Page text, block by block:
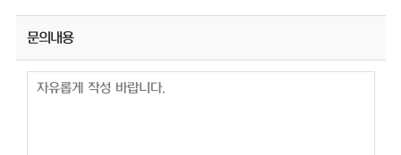
문의내용